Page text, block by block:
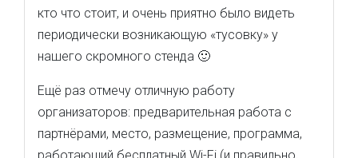
кто что стоит, и очень приятно было видеть
периодически возникающую «тусовку» у
нашего скромного стенда 🙂
Ещё раз отмечу отличную работу
организаторов: предварительная работа с
партнёрами, место, размещение, программа,